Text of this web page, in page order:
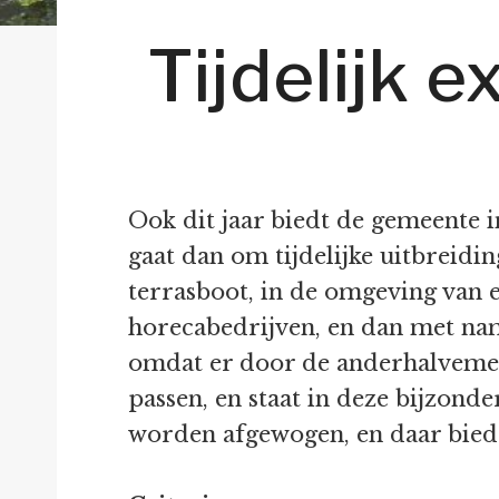
Tijdelijk
Ook dit jaar biedt de gemeente
gaat dan om tijdelijke
terrasboot, in de omgeving van
horecabedrijven, en dan met
omdat er door de
passen, en staat in deze
worden afgewogen, en daar